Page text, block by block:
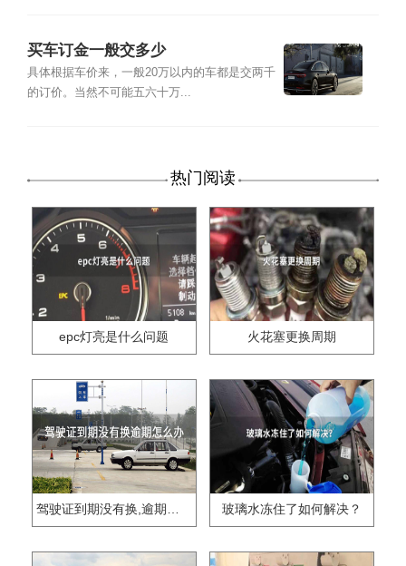
买车订金一般交多少
具体根据车价来，一般20万以内的车都是交两千
的订价。当然不可能五六十万...
热门阅读
epc灯亮是什么问题 火花塞更换周期
驾驶证到期没有换,逾期怎么办?? 玻璃水冻住了如何解决？